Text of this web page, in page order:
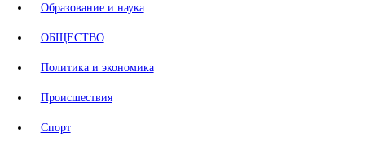
Образование и наука
ОБЩЕСТВО
Политика и экономика
Происшествия
Спорт